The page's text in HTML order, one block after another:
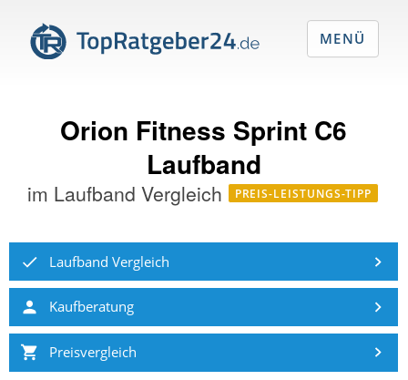
Orion Fitness Sprint C6
Laufband
im Laufband Vergleich PREIS-LEISTUNGS-TIPP
Laufband Vergleich
Kaufberatung
Preisvergleich
MENÜ